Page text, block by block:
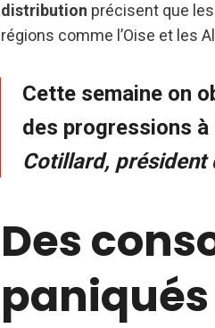
distribution précisent que
régions comme l’Oise et les
Cette semaine on
des progressions à
Cotillard, président
Des